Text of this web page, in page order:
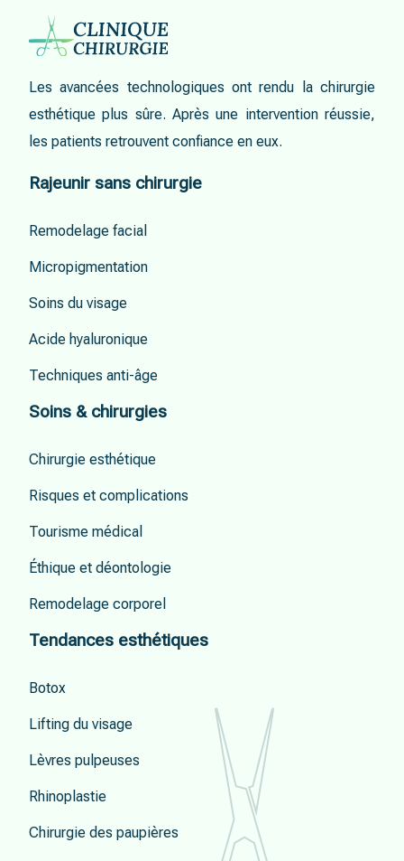
Les avancées technologiques ont rendu la chirurgie
esthétique plus sûre. Après une intervention réussie,
les patients retrouvent confiance en eux.
Rajeunir sans chirurgie
Remodelage facial
Micropigmentation
Soins du visage
Acide hyaluronique
Techniques anti-âge
Soins & chirurgies
Chirurgie esthétique
Risques et complications
Tourisme médical
Éthique et déontologie
Remodelage corporel
Tendances esthétiques
Botox
Lifting du visage
Lèvres pulpeuses
Rhinoplastie
Chirurgie des paupières